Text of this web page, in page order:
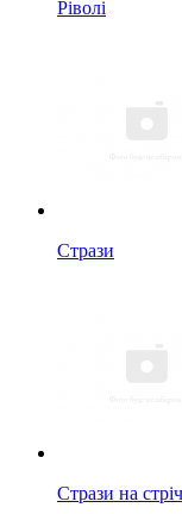
Ріволі
Стрази
Стрази на